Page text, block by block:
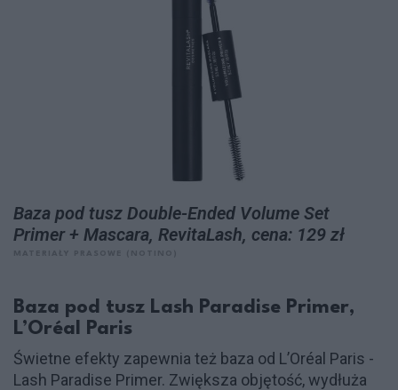
Baza pod tusz Double-Ended Volume Set
Primer + Mascara, RevitaLash, cena: 129 zł
Baza pod tusz Lash Paradise Primer,
L’Oréal Paris
Świetne efekty zapewnia też baza od L’Oréal Paris -
Lash Paradise Primer. Zwiększa objętość, wydłuża